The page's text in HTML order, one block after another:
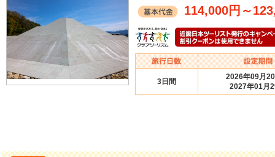
114,000円 ～
3日間
2026年09月
2027年01月